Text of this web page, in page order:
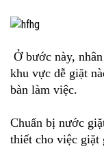
Ở bước này,
khu vực dễ giặt
bàn làm việc.
Chuẩn bị nước
thiết cho việc giặt